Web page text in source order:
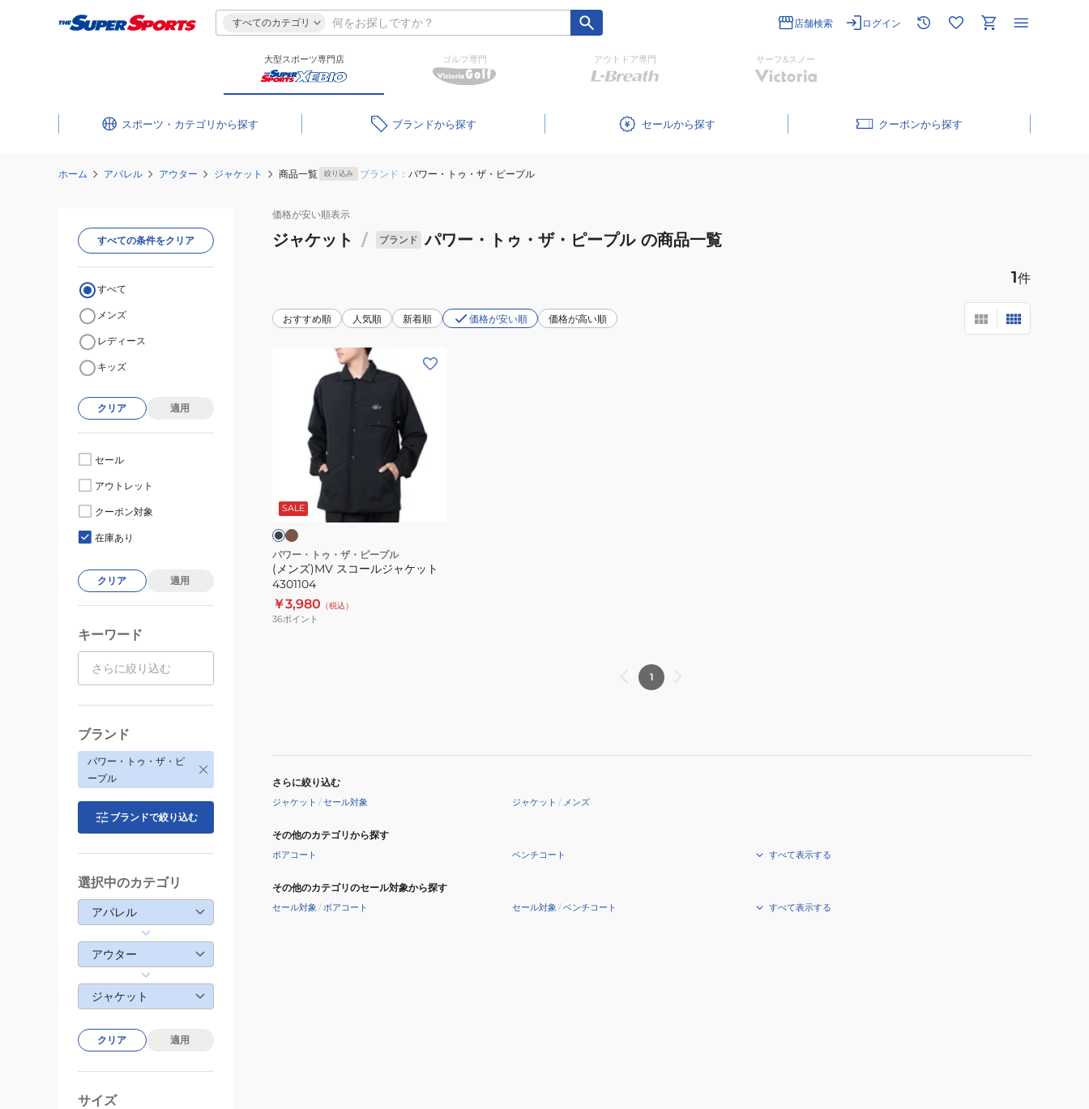
すべてのカテゴリ 店舗検索 ログイン
大型スポーツ専門店 ゴルフ専門 アウトドア専門 サーフ&スノー
スポーツ・カテゴリ ブランド セール クーポン
ホーム アパレル アウター ジャケット 商品一覧 絞り込み ブランド： パワー・トゥ・ザ・ピープル
価格が安い順表示
ジャケット / ブランド パワー・トゥ・ザ・ピープル の商品一覧
1件
おすすめ順 人気順 新着順 価格が安い順 価格が高い順
ャ
ケ
ッ
ト
4301104
SALE
パワー・トゥ・ザ・ピープル
(メンズ)MV スコールジャケット
4301104
￥3,980 （税込）
36ポイント
1
さらに絞り込む
ジャケット /セール対象 ジャケット / メンズ
その他のカテゴリから探す
ボアコート ベンチコート すべて表示する
その他のカテゴリのセール対象から探す
セール対象 /ボアコート セール対象 /ベンチコート すべて表示する
すべての条件をクリア
すべて
メンズ
レディース
キッズ
クリア 適用
セール
アウトレット
クーポン対象
在庫あり
クリア 適用
キーワード
ブランド
パワー・トゥ・ザ・ピ
ープル
ブランドで絞り込む
選択中のカテゴリ
アパレル
アウター
ジャケット
クリア 適用
サイズ